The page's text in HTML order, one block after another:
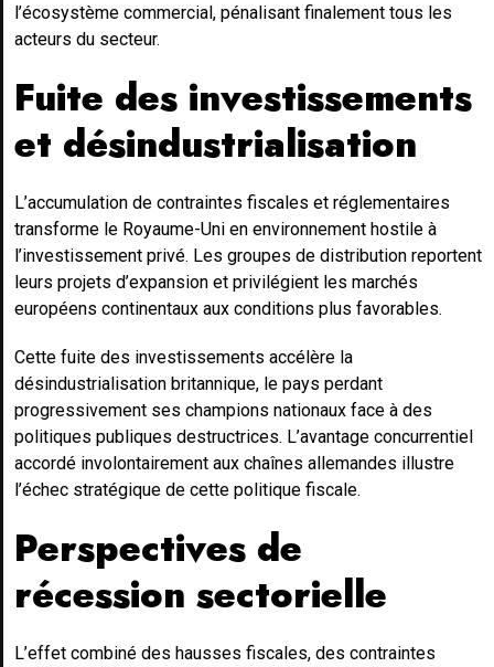
l’écosystème commercial, pénalisant finalement tous les
acteurs du secteur.
Fuite des investissements
et désindustrialisation
L’accumulation de contraintes fiscales et réglementaires
transforme le Royaume-Uni en environnement hostile à
l’investissement privé. Les groupes de distribution reportent
leurs projets d’expansion et privilégient les marchés
européens continentaux aux conditions plus favorables.
Cette fuite des investissements accélère la
désindustrialisation britannique, le pays perdant
progressivement ses champions nationaux face à des
politiques publiques destructrices. L’avantage concurrentiel
accordé involontairement aux chaînes allemandes illustre
l’échec stratégique de cette politique fiscale.
Perspectives de
récession sectorielle
L’effet combiné des hausses fiscales, des contraintes